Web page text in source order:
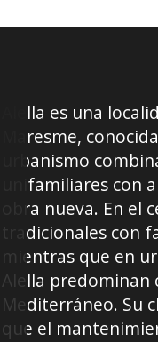
Alella es una
Maresme,
urbanismo
unifamiliares con
obra nueva. En
tradicionales con
mientras que en
Alella predominan
Mediterráneo. Su
que el